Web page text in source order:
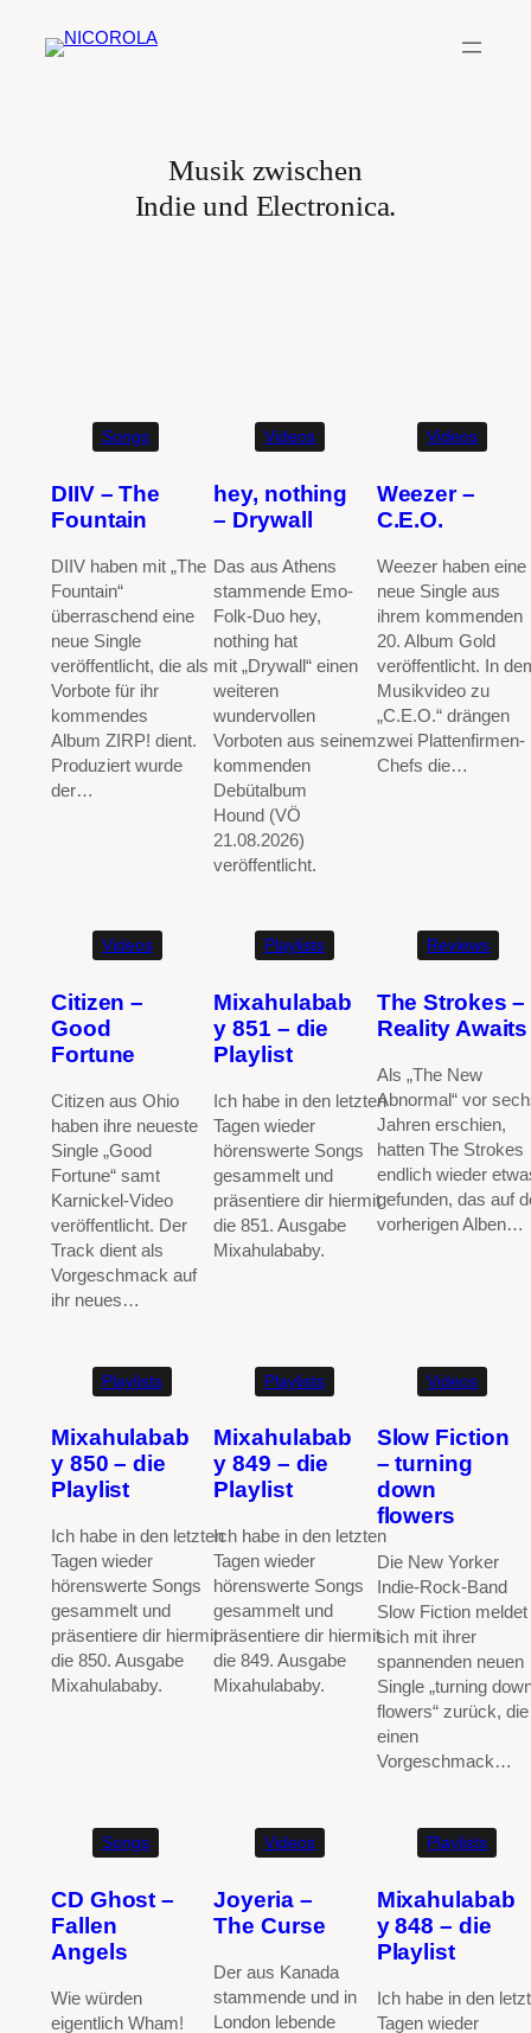
Inhalt
Musik zwischen
Indie und Electronica.
Songs
DIIV – The
Fountain
DIIV haben mit „The
Fountain“
überraschend eine
neue Single
veröffentlicht, die als
Vorbote für ihr
kommendes
Album ZIRP! dient.
Produziert wurde
der…
Videos
hey, nothing
– Drywall
Das aus Athens
stammende Emo-
Folk-Duo hey,
nothing hat
mit „Drywall“ einen
weiteren
wundervollen
Vorboten aus seinem
kommenden
Debütalbum
Hound (VÖ
21.08.2026)
veröffentlicht.
Videos
Weezer –
C.E.O.
Weezer haben eine
neue Single aus
ihrem kommenden
20. Album Gold
veröffentlicht. In
Musikvideo zu
„C.E.O.“ drängen
zwei Plattenfirmen-
Chefs die…
Videos
Citizen –
Good
Fortune
Citizen aus Ohio
haben ihre neueste
Single „Good
Fortune“ samt
Karnickel-Video
veröffentlicht. Der
Track dient als
Vorgeschmack auf
ihr neues…
Playlists
Mixahulabab
y 851 – die
Playlist
Ich habe in den letzten
Tagen wieder
hörenswerte Songs
gesammelt und
präsentiere dir hiermit
die 851. Ausgabe
Mixahulababy.
Reviews
The Strokes –
Reality Awaits
Als „The New
Abnormal“ vor
Jahren erschien,
hatten The Strokes
endlich wieder
gefunden, das auf
vorherigen Alben…
Playlists
Mixahulabab
y 850 – die
Playlist
Ich habe in den letzten
Tagen wieder
hörenswerte Songs
gesammelt und
präsentiere dir hiermit
die 850. Ausgabe
Mixahulababy.
Playlists
Mixahulabab
y 849 – die
Playlist
Ich habe in den letzten
Tagen wieder
hörenswerte Songs
gesammelt und
präsentiere dir hiermit
die 849. Ausgabe
Mixahulababy.
Videos
Slow Fiction
– turning
down
flowers
Die New Yorker
Indie-Rock-Band
Slow Fiction meldet
sich mit ihrer
spannenden neuen
Single „turning
flowers“ zurück, die
einen
Vorgeschmack…
Songs
CD Ghost –
Fallen
Angels
Wie würden
eigentlich Wham!
Videos
Joyeria –
The Curse
Der aus Kanada
stammende und in
London lebende
Playlists
Mixahulabab
y 848 – die
Playlist
Ich habe in den
Tagen wieder